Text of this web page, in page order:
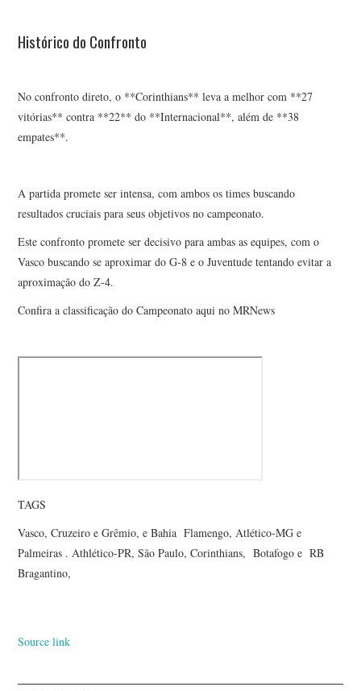
Histórico do Confronto
No confronto direto, o **Corinthians** leva a melhor com **27
vitórias** contra **22** do **Internacional**, além de **38
empates**.
A partida promete ser intensa, com ambos os times buscando
resultados cruciais para seus objetivos no campeonato.
Este confronto promete ser decisivo para ambas as equipes, com o
Vasco buscando se aproximar do G-8 e o Juventude tentando evitar a
aproximação do Z-4.
Confira a classificação do Campeonato aqui no MRNews
TAGS
Vasco, Cruzeiro e Grêmio, e Bahia Flamengo, Atlético-MG e
Palmeiras . Athlético-PR, São Paulo, Corinthians, Botafogo e RB
Bragantino,
Source link